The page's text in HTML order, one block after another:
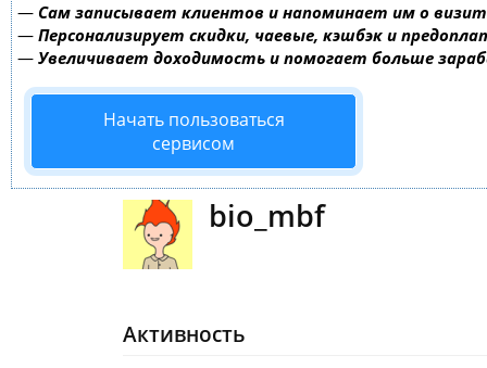
— Сам записывает клиентов и напоминает им о
— Персонализирует скидки, чаевые, кэшбэк и
— Увеличивает доходимость и помогает больше
Начать пользоваться
сервисом
bio_mbf
Активность